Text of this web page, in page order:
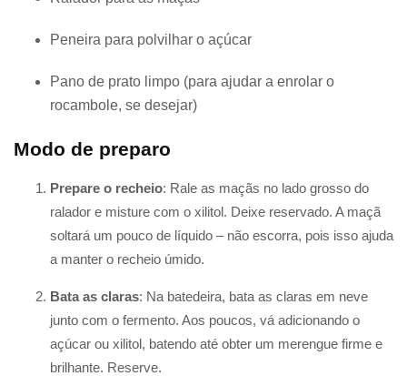
Peneira para polvilhar o açúcar
Pano de prato limpo (para ajudar a enrolar o
rocambole, se desejar)
Modo de preparo
Prepare o recheio: Rale as maçãs no lado grosso do
ralador e misture com o xilitol. Deixe reservado. A maçã
soltará um pouco de líquido – não escorra, pois isso ajuda
a manter o recheio úmido.
Bata as claras: Na batedeira, bata as claras em neve
junto com o fermento. Aos poucos, vá adicionando o
açúcar ou xilitol, batendo até obter um merengue firme e
brilhante. Reserve.